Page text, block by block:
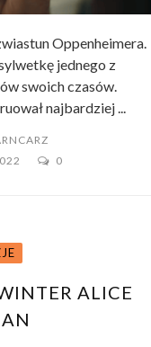
Oppenheimera.
jednego z
swoich czasów.
najbardziej ...
0
ALICE